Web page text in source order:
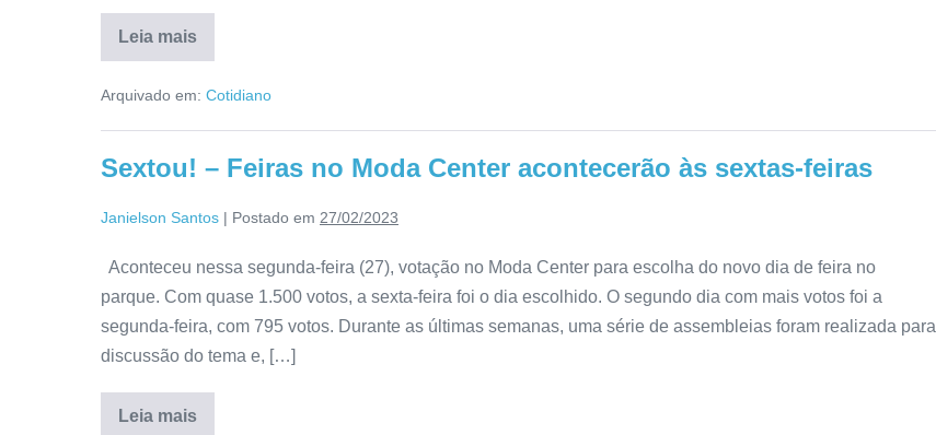
Leia mais
Arquivado em: Cotidiano
Sextou! – Feiras no Moda Center acontecerão às sextas-feiras
Janielson Santos | Postado em 27/02/2023
Aconteceu nessa segunda-feira (27), votação no Moda Center para escolha do novo dia de feira no
parque. Com quase 1.500 votos, a sexta-feira foi o dia escolhido. O segundo dia com mais votos foi a
segunda-feira, com 795 votos. Durante as últimas semanas, uma série de assembleias foram realizada para
discussão do tema e, […]
Leia mais